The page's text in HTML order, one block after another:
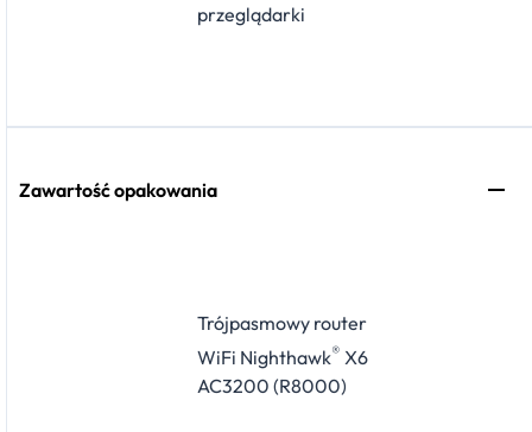
przeglądarki
Zawartość opakowania
Trójpasmowy router
WiFi Nighthawk® X6
AC3200 (R8000)